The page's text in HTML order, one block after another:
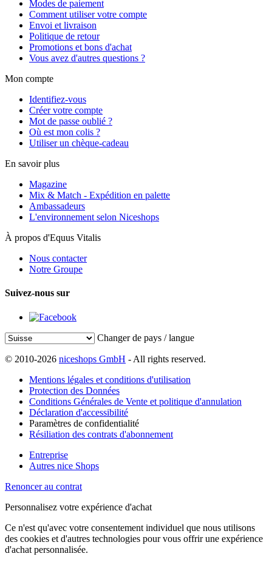
Modes de paiement
Comment utiliser votre compte
Envoi et livraison
Politique de retour
Promotions et bons d'achat
Vous avez d'autres questions ?
Mon compte
Identifiez-vous
Créer votre compte
Mot de passe oublié ?
Où est mon colis ?
Utiliser un chèque-cadeau
En savoir plus
Magazine
Mix & Match - Expédition en palette
Ambassadeurs
L'environnement selon Niceshops
À propos d'Equus Vitalis
Nous contacter
Notre Groupe
Suivez-nous sur
Changer de pays / langue
© 2010-2026 niceshops GmbH - All rights reserved.
Mentions légales et conditions d'utilisation
Protection des Données
Conditions Générales de Vente et politique d'annulation
Déclaration d'accessibilité
Paramètres de confidentialité
Résiliation des contrats d'abonnement
Entreprise
Autres nice Shops
Renoncer au contrat
Personnalisez votre expérience d'achat
Ce n'est qu'avec votre consentement individuel que nous utilisons
des cookies et d'autres technologies pour vous offrir une expérience
d'achat personnalisée.